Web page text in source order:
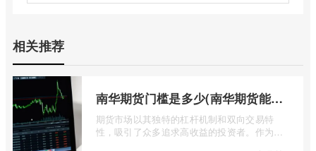
相关推荐
南华期货门槛是多少(南华期货能做国际期货吗)
期货市场以其独特的杠杆机制和双向交易特
性，吸引了众多追求高收益的投资者。作为中